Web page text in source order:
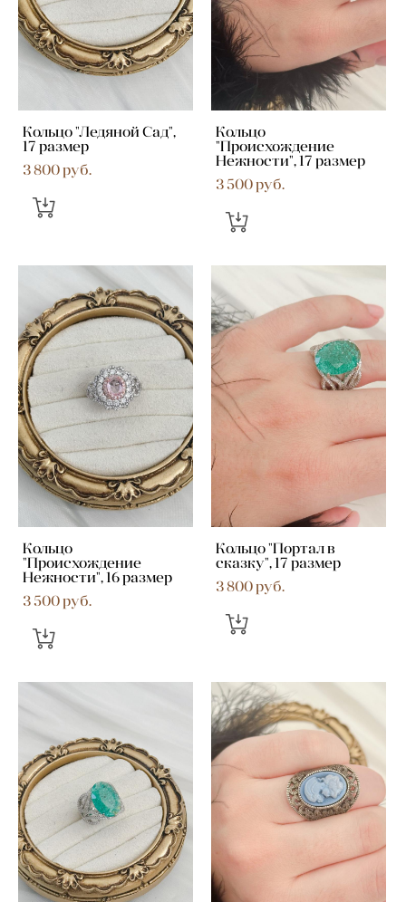
Кольцо "Ледяной Сад",
17 размер
3 800 pуб.
Кольцо
"Происхождение
Нежности", 17 размер
3 500 pуб.
Кольцо
"Происхождение
Нежности", 16 размер
3 500 pуб.
Кольцо "Портал в
сказку", 17 размер
3 800 pуб.